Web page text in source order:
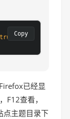
true );
Copy
已经显
F12查看，
点主题目录下